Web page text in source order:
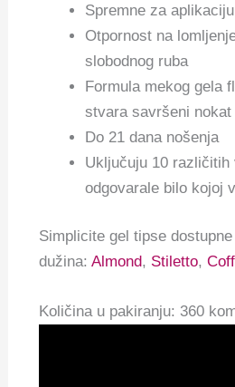
Spremne za
Otpornost na
slobodnog ruba
Formula mekog gela
stvara savršeni nokat
Do 21 dana nošenja
Uključuju 10 različitih
odgovarale bilo kojoj
Simplicite gel tipse
dužina:Almond, Stiletto,
Količina u pakiranju: 360